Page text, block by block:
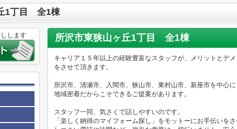
1丁目 全1棟
所沢市東狭山ヶ丘1丁目 全1棟
キャリア１５年以上の経験豊富なスタッフが、メリットとデ
をさせて頂きます。
所沢市、清瀬市、入間市、狭山市、東村山市、新座市を中心に
地域密着だからこそできるご提案があります。
スタッフ一同、気さくで話しやすいのです。
「楽しく納得のマイフォーム探し」をモットーにお手伝いをさ
します